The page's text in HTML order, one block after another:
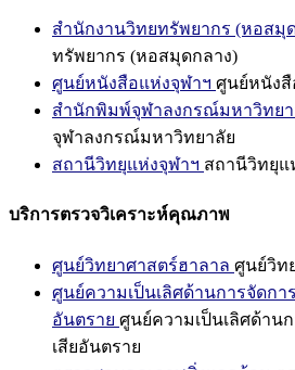
สำนักงานวิทยทรัพยากร (หอสมุ
ทรัพยากร (หอสมุดกลาง)
ศูนย์หนังสือแห่งจุฬาฯ ศูนย์หนังสื
สำนักพิมพ์จุฬาลงกรณ์มหาวิทยา
จุฬาลงกรณ์มหาวิทยาลัย
สถานีวิทยุแห่งจุฬาฯ สถานีวิทยุแ
บริการตรวจวิเคราะห์คุณภาพ
ศูนย์วิทยาศาสตร์ฮาลาล ศูนย์วิท
ศูนย์ความเป็นเลิศด้านการจัดกา
อันตราย ศูนย์ความเป็นเลิศด้าน
เสียอันตราย